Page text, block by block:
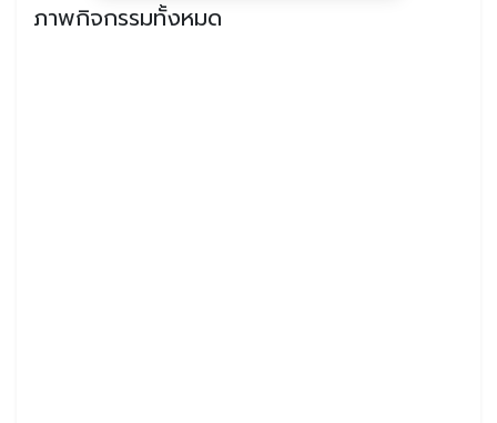
ภาพกิจกรรมทั้งหมด